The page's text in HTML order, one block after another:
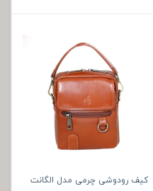
کیف رودوشی چرمی مدل الگانت